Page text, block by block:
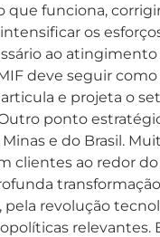
que funciona,
os
ao atingimento
deve seguir
e projeta o
ponto
e do Brasil.
clientes ao redor
pela revolução
relevantes.